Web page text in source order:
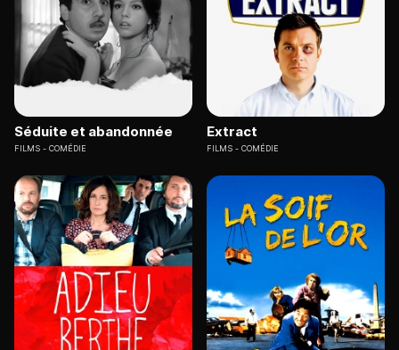
Séduite et abandonnée
FILMS COMÉDIE
Extract
FILMS COMÉDIE